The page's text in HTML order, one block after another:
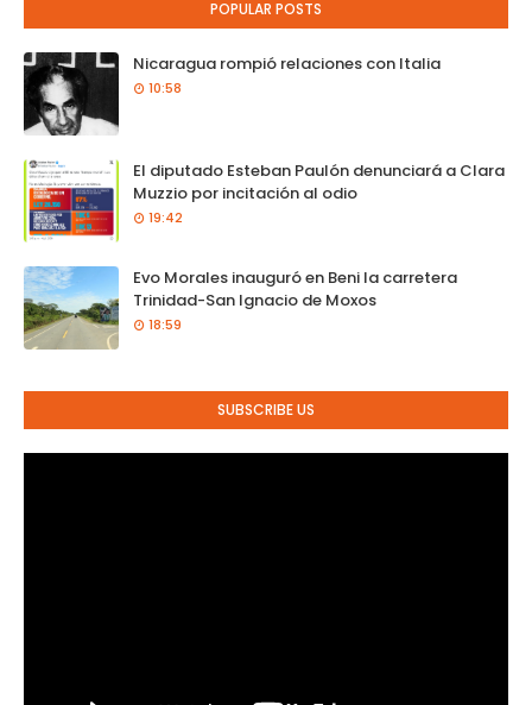
POPULAR POSTS
Nicaragua rompió relaciones con Italia
10:58
El diputado Esteban Paulón denunciará a Clara
Muzzio por incitación al odio
19:42
Evo Morales inauguró en Beni la carretera
Trinidad-San Ignacio de Moxos
18:59
SUBSCRIBE US